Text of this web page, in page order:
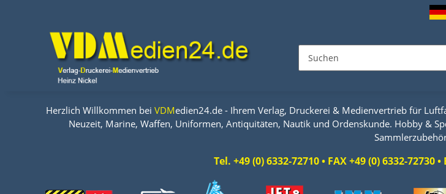
Herzlich Willkommen bei VDMedien24.de - Ihrem Verlag, Druckerei & Medienvertrieb für
Neuzeit, Marine, Waffen, Uniformen, Antiquitäten, Nautik und Ordenskunde. Hobby &
Tel. +49 (0) 6332-72710 • FAX +49 (0) 6332-